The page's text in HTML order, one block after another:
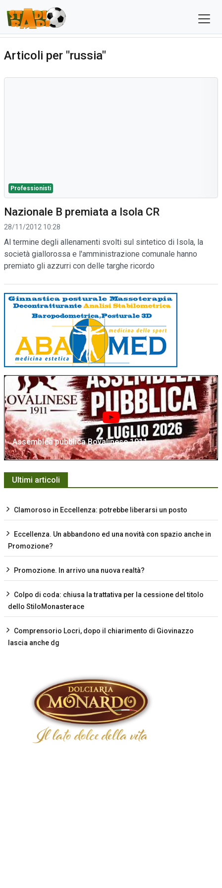
Articoli per "russia"
Professionisti
Nazionale B premiata a Isola CR
28/11/2012 10:28
Al termine degli allenamenti svolti sul sintetico di Isola, la
società giallorossa e l'amministrazione comunale hanno
premiato gli azzurri con delle targhe ricordo
Assemblea pubblica Bovalinese 1911
Ultimi articoli
Clamoroso in Eccellenza: potrebbe liberarsi un posto
Eccellenza. Un abbandono ed una novità con spazio anche in
Promozione?
Promozione. In arrivo una nuova realtà?
Colpo di coda: chiusa la trattativa per la cessione del titolo
dello StiloMonasterace
Comprensorio Locri, dopo il chiarimento di Giovinazzo
lascia anche dg